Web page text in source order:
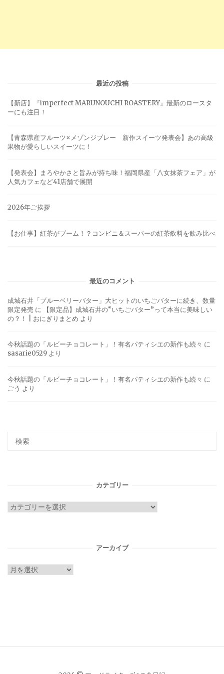
最近の投稿
【新店】『imperfect MARUNOUCHI ROASTERY』最新のロースタ
ーにも注目！
【青森県産フルーツ×メゾンジブレー 新作スイーツ発表会】あの高級
果物が愛らしいスイーツに！
【発表会】まろやかさと旨みが持ち味！福岡県産「八女抹茶フェア」が
人気カフェなど41店舗で展開
2026年ご挨拶
【お仕事】紅茶がブーム！？コンビニ＆スーパーの紅茶飲料を飲み比べ
最近のコメント
成城石井「ブルーベリーバター」大ヒットのいちごバターに続き、数量
限定発売 に
【限定品】成城石井の“いちごバター”って本当に美味しい
の？！ | おにぎりまとめ より
今秋話題の「ルビーチョコレート」！有名パティシエの新作も続々 に
sasarie0529 より
今秋話題の「ルビーチョコレート」！有名パティシエの新作も続々 に
ごう より
カテゴリー
カ
アーカイブ
ア